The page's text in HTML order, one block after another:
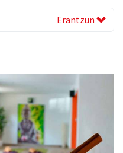
Erantzun